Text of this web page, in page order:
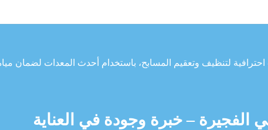
لتنظيف وتعقيم المسابح، باستخدام أحدث المعدات لضمان
– خبرة وجودة في العناية